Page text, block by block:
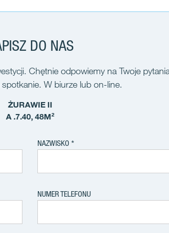
DO NAS
Chętnie odpowiemy na Twoje
W biurze lub on-line.
ŻURAWIE II
A .7.40, 48M²
NAZWISKO
NUMER TELEFONU